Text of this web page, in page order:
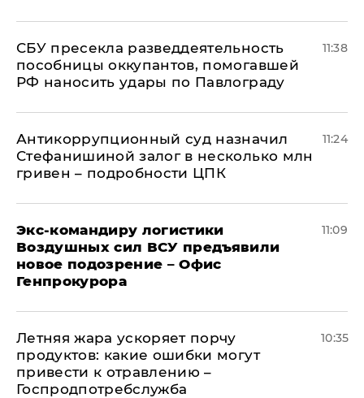
СБУ пресекла разведдеятельность
пособницы оккупантов, помогавшей
РФ наносить удары по Павлограду
11:38
Антикоррупционный суд назначил
Стефанишиной залог в несколько млн
гривен – подробности ЦПК
11:24
Экс-командиру логистики
Воздушных сил ВСУ предъявили
новое подозрение – Офис
Генпрокурора
11:09
Летняя жара ускоряет порчу
продуктов: какие ошибки могут
привести к отравлению –
Госпродпотребслужба
10:35